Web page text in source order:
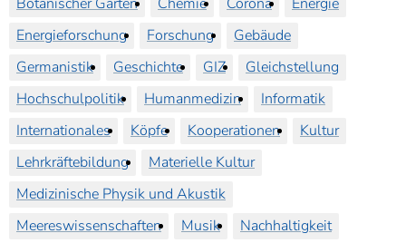
Botanischer Garten
Chemie Corona
Energie
Energieforschung
Forschung
Gebäude
Germanistik
Geschichte GIZ
Gleichstellung
Hochschulpolitik
Humanmedizin
Informatik
Internationales
Köpfe Kooperationen
Kultur
Lehrkräftebildung
Materielle Kultur
Medizinische Physik und Akustik
Meereswissenschaften
Musik
Nachhaltigkeit